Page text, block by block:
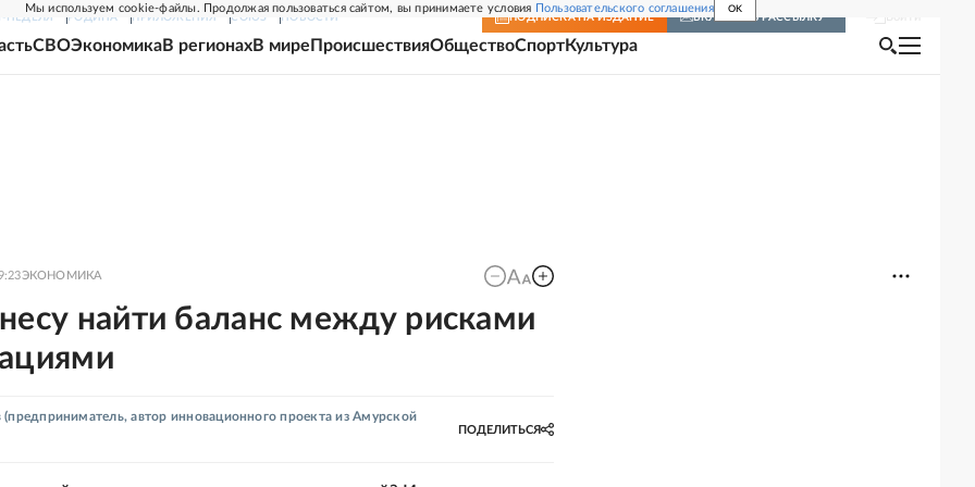
Мы используем cookie-файлы. Продолжая пользоваться сайтом, вы принимаете условия Пользовательского соглашения OK
НЕДЕЛЯ РОДИНА ПРИЛОЖЕНИЯ СОЮЗ НОВОСТИ ПОДПИСКА НА ИЗДАНИЕ ВКЛЮЧИТЬ РАССЫЛКУ
СВОЭкономикаВ регионахВ мире ПроисшествияОбществоСпортКультура
ЭКОНОМИКА
найти баланс между рисками
(предприниматель, автор инновационного проекта из Амурской
ПОДЕЛИТЬСЯ